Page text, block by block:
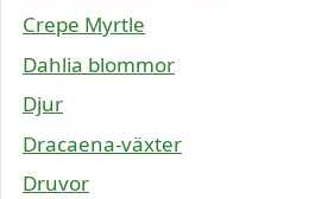
Crepe Myrtle
Dahlia blommor
Djur
Dracaena-växter
Druvor